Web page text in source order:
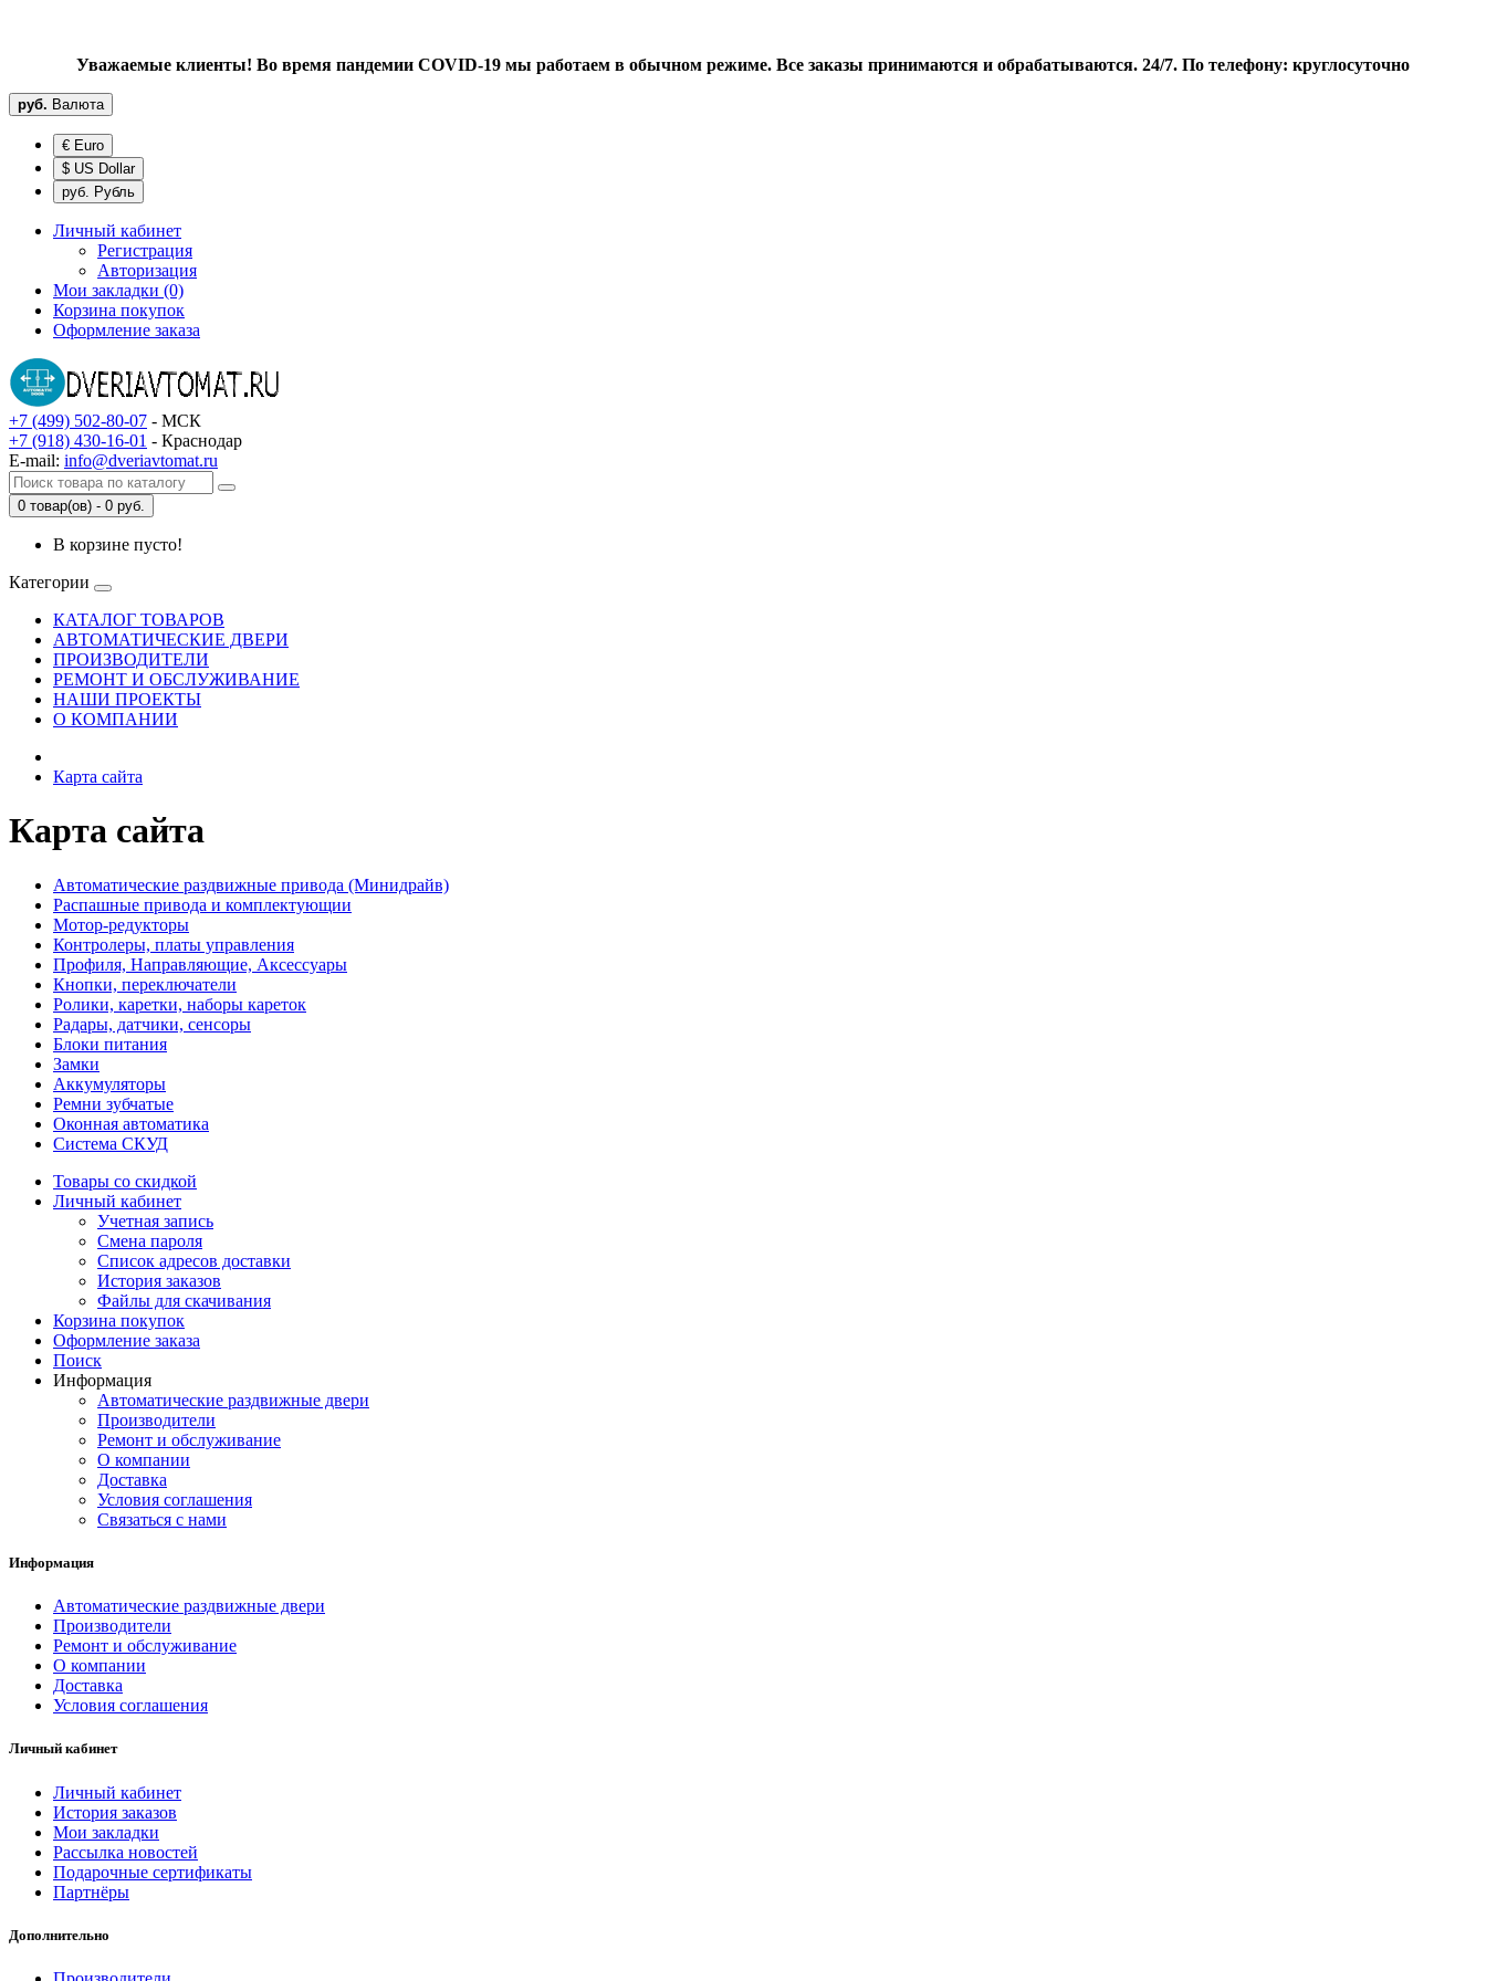
Уважаемые клиенты! Во время пандемии COVID-19 мы работаем в обычном режиме. Все заказы принимаются и обрабатываются. 24/7. По телефону: круглосуточно
руб. Валюта
€ Euro
$ US Dollar
руб. Рубль
Личный кабинет
Регистрация
Авторизация
Мои закладки (0)
Корзина покупок
Оформление заказа
+7 (499) 502-80-07 - МСК
+7 (918) 430-16-01 - Краснодар
E-mail: info@dveriavtomat.ru
0 товар(ов) - 0 руб.
В корзине пусто!
Категории
КАТАЛОГ ТОВАРОВ
АВТОМАТИЧЕСКИЕ ДВЕРИ
ПРОИЗВОДИТЕЛИ
РЕМОНТ И ОБСЛУЖИВАНИЕ
НАШИ ПРОЕКТЫ
О КОМПАНИИ
Карта сайта
Карта сайта
Автоматические раздвижные привода (Минидрайв)
Распашные привода и комплектующии
Мотор-редукторы
Контролеры, платы управления
Профиля, Направляющие, Аксессуары
Кнопки, переключатели
Ролики, каретки, наборы кареток
Радары, датчики, сенсоры
Блоки питания
Замки
Аккумуляторы
Ремни зубчатые
Оконная автоматика
Система СКУД
Товары со скидкой
Личный кабинет
Учетная запись
Смена пароля
Список адресов доставки
История заказов
Файлы для скачивания
Корзина покупок
Оформление заказа
Поиск
Информация
Автоматические раздвижные двери
Производители
Ремонт и обслуживание
О компании
Доставка
Условия соглашения
Связаться с нами
Информация
Автоматические раздвижные двери
Производители
Ремонт и обслуживание
О компании
Доставка
Условия соглашения
Личный кабинет
Личный кабинет
История заказов
Мои закладки
Рассылка новостей
Подарочные сертификаты
Партнёры
Дополнительно